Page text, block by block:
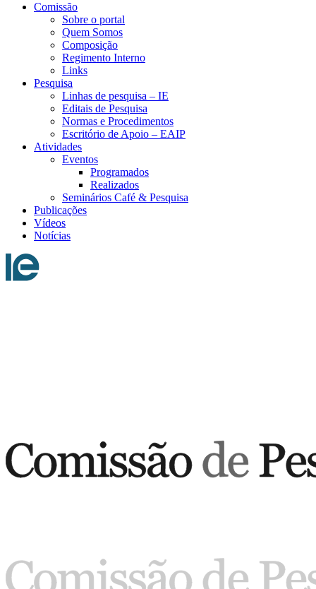
Comissão
Sobre o portal
Quem Somos
Composição
Regimento Interno
Links
Pesquisa
Linhas de pesquisa – IE
Editais de Pesquisa
Normas e Procedimentos
Escritório de Apoio – EAIP
Atividades
Eventos
Programados
Realizados
Seminários Café & Pesquisa
Publicações
Vídeos
Notícias